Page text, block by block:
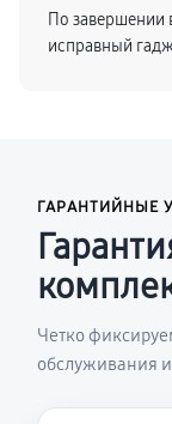
По завершении
исправный
ГАРАНТИЙНЫЕ
Четко
обслуживания